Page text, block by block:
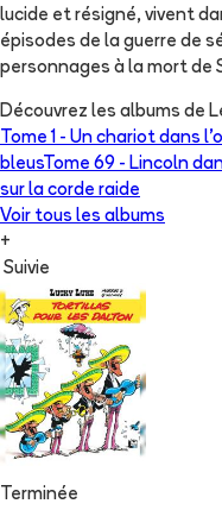
lucide et résigné, vivent
épisodes de la guerre de
personnages à la mort de
Découvrez les albums de
Tome 1 - Un chariot dans
bleusTome 69 - Lincoln
sur la corde raide
Voir tous les albums
+
Suivie
Terminée